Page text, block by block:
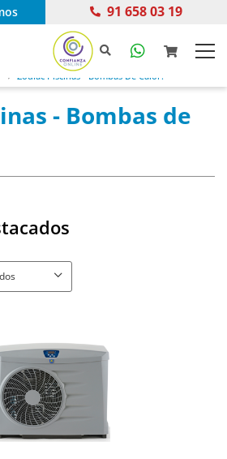
91 658 03 19
Zodiac Piscinas - Bombas De Calor.
- Bombas de